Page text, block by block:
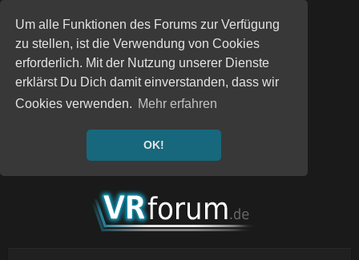
Um alle Funktionen des Forums zur Verfügung
zu stellen, ist die Verwendung von Cookies
erforderlich. Mit der Nutzung unserer Dienste
erklärst Du Dich damit einverstanden, dass wir
Cookies verwenden. Mehr erfahren
OK!